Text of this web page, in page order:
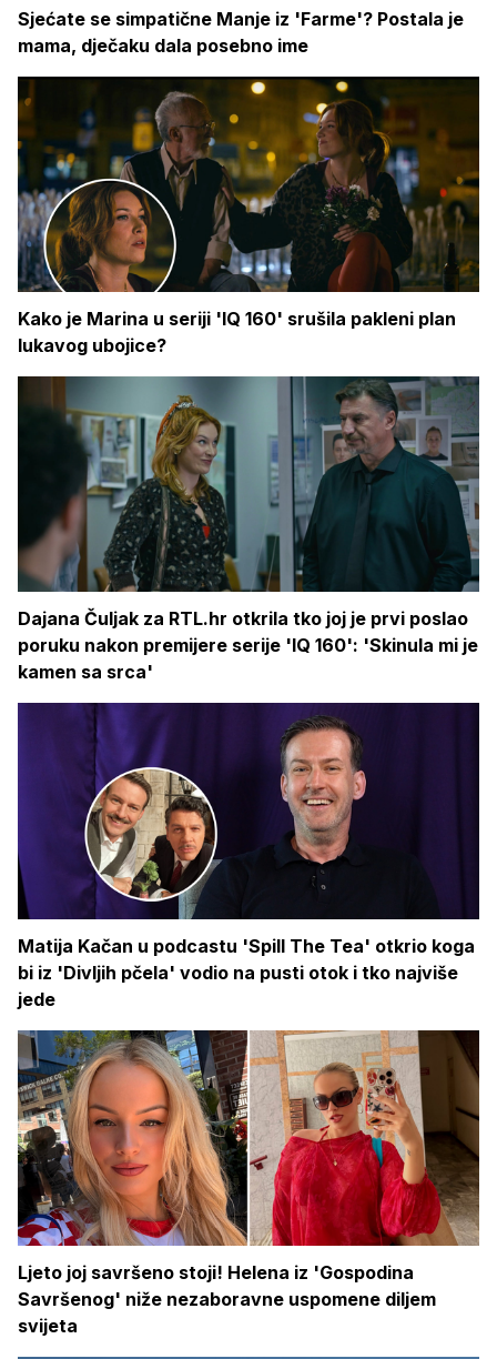
Sjećate se simpatične Manje iz 'Farme'? Postala je
mama, dječaku dala posebno ime
Kako je Marina u seriji 'IQ 160' srušila pakleni plan
lukavog ubojice?
Dajana Čuljak za RTL.hr otkrila tko joj je prvi poslao
poruku nakon premijere serije 'IQ 160': 'Skinula mi je
kamen sa srca'
Matija Kačan u podcastu 'Spill The Tea' otkrio koga
bi iz 'Divljih pčela' vodio na pusti otok i tko najviše
jede
Ljeto joj savršeno stoji! Helena iz 'Gospodina
Savršenog' niže nezaboravne uspomene diljem
svijeta